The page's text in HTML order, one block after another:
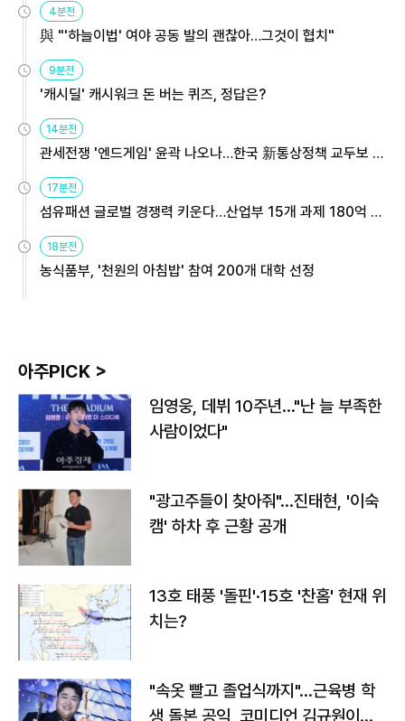
4분전
與 "'하늘이법' 여야 공동 발의 괜찮아…그것이 협치"
9분전
'캐시딜' 캐시워크 돈 버는 퀴즈, 정답은?
14분전
관세전쟁 '엔드게임' 윤곽 나오나…한국 新통상정책 교두보 활
용해야
17분전
섬유패션 글로벌 경쟁력 키운다…산업부 15개 과제 180억 지
원
18분전
농식품부, '천원의 아침밥' 참여 200개 대학 선정
아주PICK >
임영웅, 데뷔 10주년…"난 늘 부족한
사람이었다"
"광고주들이 찾아줘"…진태현, '이숙
캠' 하차 후 근황 공개
13호 태풍 '돌핀'·15호 '찬홈' 현재 위
치는?
"속옷 빨고 졸업식까지"…근육병 학
생 돌본 공익, 코미디언 김규원이었